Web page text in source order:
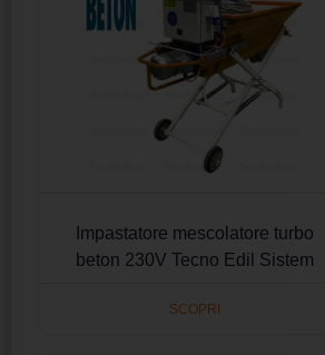
Impastatore mescolatore turbo
beton 230V Tecno Edil Sistem
SCOPRI